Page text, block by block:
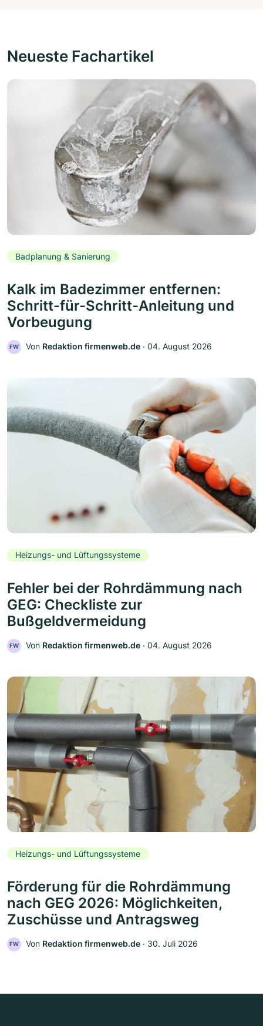
Neueste Fachartikel
Badplanung & Sanierung
Kalk im Badezimmer entfernen:
Schritt-für-Schritt-Anleitung und
Vorbeugung
FW Von Redaktion firmenweb.de ‧ 04. August 2026
Heizungs- und Lüftungssysteme
Fehler bei der Rohrdämmung nach
GEG: Checkliste zur
Bußgeldvermeidung
FW Von Redaktion firmenweb.de ‧ 04. August 2026
Heizungs- und Lüftungssysteme
Förderung für die Rohrdämmung
nach GEG 2026: Möglichkeiten,
Zuschüsse und Antragsweg
FW Von Redaktion firmenweb.de ‧ 30. Juli 2026